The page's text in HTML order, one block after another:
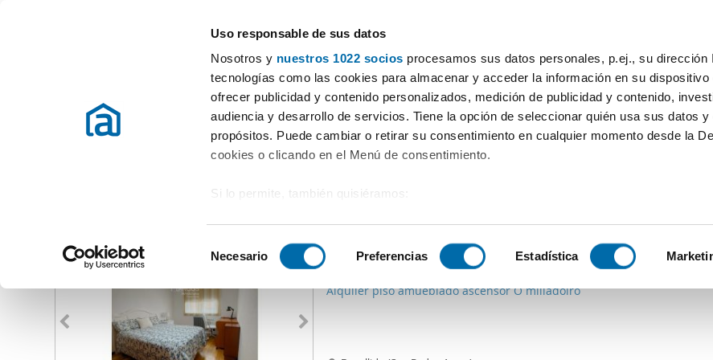
Uso responsable de sus datos
Nosotros y nuestros 1022 socios procesamos sus datos personales, p.ej., su dirección
tecnologías como las cookies para almacenar y acceder la información en su dispositivo
ofrecer publicidad y contenido personalizados, medición de publicidad y contenido,
audiencia y desarrollo de servicios. Tiene la opción de seleccionar quién usa sus datos y
propósitos. Puede cambiar o retirar su consentimiento en cualquier momento desde la
cookies o clicando en el Menú de consentimiento.
Si lo permite, también quisiéramos:
Identificar su dispositivo analizándolo activamente para buscar características
Obtenga más información sobre cómo se procesan sus datos personales y establezca
preferencias en la
en la Declaración de cookies.
e
e
c
c
Necesario Preferencias Estadística
Prezzo Locali Più filtri - 1
Appartamenti in affito A Coruña Affitto Appartamenti Noia
(0 Immobili)
2 4 Loc. 2 Bagni
Alquiler piso amueblado ascensor O milladoiro